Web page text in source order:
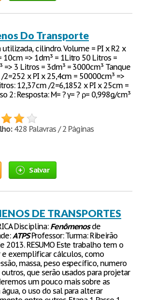
Do Transporte
utilizada, cilindro. Volume = PI x R2 x
10cm => 1dm³ = 1Litro 50 Litros =
=> 3 Litros = 3dm³ = 3000cm³ Tanque
x PI x 25,4cm = 50000cm³ =>
12,37cm /2=6,1852 x PI x 25cm =
2: Resposta: M= ? γ= ? ρ= 0,998g/cm³
428 Palavras / 2 Páginas
Salvar
DE TRANSPORTES
Disciplina: Fenômenosde
ATPSProfessor: Turma: Ribeirão
2013. RESUMO Este trabalho tem o
exemplificar cálculos, como
massa, peso específico, numero
que serão usados para projetar
um pouco mais sobre as
o uso do sal para alterar